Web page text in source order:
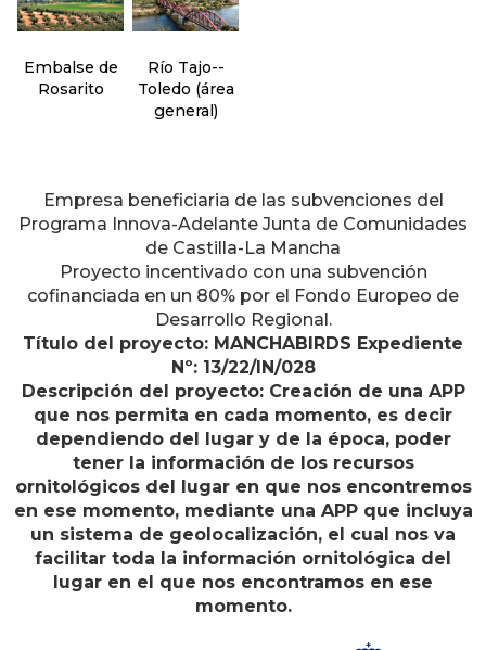
Embalse de
Rosarito
Río Tajo--
Toledo (área
general)
Empresa beneficiaria de las subvenciones del
Programa Innova-Adelante Junta de Comunidades
de Castilla-La Mancha
Proyecto incentivado con una subvención
cofinanciada en un 80% por el Fondo Europeo de
Desarrollo Regional.
Título del proyecto: MANCHABIRDS Expediente
Nº: 13/22/IN/028
Descripción del proyecto: Creación de una APP
que nos permita en cada momento, es decir
dependiendo del lugar y de la época, poder
tener la información de los recursos
ornitológicos del lugar en que nos encontremos
en ese momento, mediante una APP que incluya
un sistema de geolocalización, el cual nos va
facilitar toda la información ornitológica del
lugar en el que nos encontramos en ese
momento.